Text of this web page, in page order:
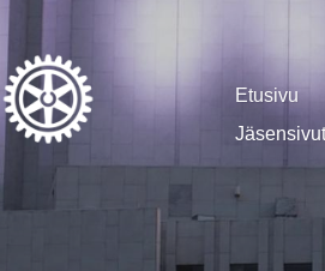
ry Etusivu